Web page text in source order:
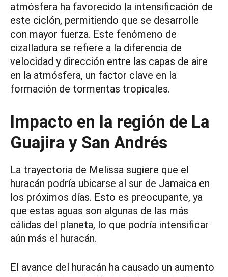
atmósfera ha favorecido la intensificación de
este ciclón, permitiendo que se desarrolle
con mayor fuerza. Este fenómeno de
cizalladura se refiere a la diferencia de
velocidad y dirección entre las capas de aire
en la atmósfera, un factor clave en la
formación de tormentas tropicales.
Impacto en la región de La
Guajira y San Andrés
La trayectoria de Melissa sugiere que el
huracán podría ubicarse al sur de Jamaica en
los próximos días. Esto es preocupante, ya
que estas aguas son algunas de las más
cálidas del planeta, lo que podría intensificar
aún más el huracán.
El avance del huracán ha causado un aumento